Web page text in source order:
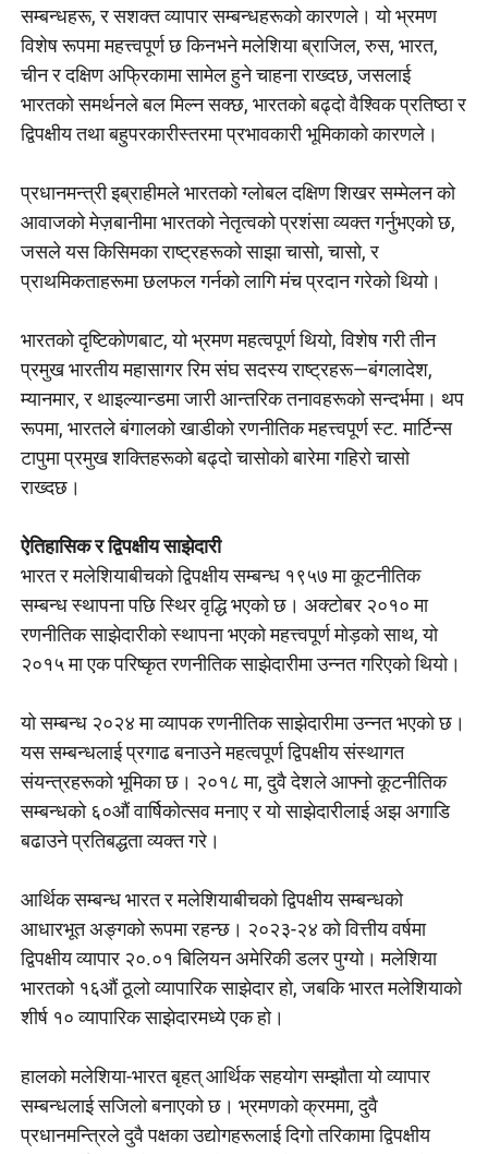
सम्बन्धहरू, र सशक्त व्यापार सम्बन्धहरूको कारणले। यो भ्रमण
विशेष रूपमा महत्त्वपूर्ण छ किनभने मलेशिया ब्राजिल, रुस, भारत,
चीन र दक्षिण अफ्रिकामा सामेल हुने चाहना राख्दछ, जसलाई
भारतको समर्थनले बल मिल्न सक्छ, भारतको बढ्दो वैश्विक प्रतिष्ठा र
द्विपक्षीय तथा बहुपरकारीस्तरमा प्रभावकारी भूमिकाको कारणले।
प्रधानमन्त्री इब्राहीमले भारतको ग्लोबल दक्षिण शिखर सम्मेलन को
आवाजको मेज़बानीमा भारतको नेतृत्वको प्रशंसा व्यक्त गर्नुभएको छ,
जसले यस किसिमका राष्ट्रहरूको साझा चासो, चासो, र
प्राथमिकताहरूमा छलफल गर्नको लागि मंच प्रदान गरेको थियो।
भारतको दृष्टिकोणबाट, यो भ्रमण महत्वपूर्ण थियो, विशेष गरी तीन
प्रमुख भारतीय महासागर रिम संघ सदस्य राष्ट्रहरू—बंगलादेश,
म्यानमार, र थाइल्यान्डमा जारी आन्तरिक तनावहरूको सन्दर्भमा। थप
रूपमा, भारतले बंगालको खाडीको रणनीतिक महत्त्वपूर्ण स्ट. मार्टिन्स
टापुमा प्रमुख शक्तिहरूको बढ्दो चासोको बारेमा गहिरो चासो
राख्दछ।
ऐतिहासिक र द्विपक्षीय साझेदारी
भारत र मलेशियाबीचको द्विपक्षीय सम्बन्ध १९५७ मा कूटनीतिक
सम्बन्ध स्थापना पछि स्थिर वृद्धि भएको छ। अक्टोबर २०१० मा
रणनीतिक साझेदारीको स्थापना भएको महत्त्वपूर्ण मोड़को साथ, यो
२०१५ मा एक परिष्कृत रणनीतिक साझेदारीमा उन्नत गरिएको थियो।
यो सम्बन्ध २०२४ मा व्यापक रणनीतिक साझेदारीमा उन्नत भएको छ।
यस सम्बन्धलाई प्रगाढ बनाउने महत्वपूर्ण द्विपक्षीय संस्थागत
संयन्त्रहरूको भूमिका छ। २०१८ मा, दुवै देशले आफ्नो कूटनीतिक
सम्बन्धको ६०औं वार्षिकोत्सव मनाए र यो साझेदारीलाई अझ अगाडि
बढाउने प्रतिबद्धता व्यक्त गरे।
आर्थिक सम्बन्ध भारत र मलेशियाबीचको द्विपक्षीय सम्बन्धको
आधारभूत अङ्गको रूपमा रहन्छ। २०२३-२४ को वित्तीय वर्षमा
द्विपक्षीय व्यापार २०.०१ बिलियन अमेरिकी डलर पुग्यो। मलेशिया
भारतको १६औं ठूलो व्यापारिक साझेदार हो, जबकि भारत मलेशियाको
शीर्ष १० व्यापारिक साझेदारमध्ये एक हो।
हालको मलेशिया-भारत बृहत् आर्थिक सहयोग सम्झौता यो व्यापार
सम्बन्धलाई सजिलो बनाएको छ। भ्रमणको क्रममा, दुवै
प्रधानमन्त्रिले दुवै पक्षका उद्योगहरूलाई दिगो तरिकामा द्विपक्षीय